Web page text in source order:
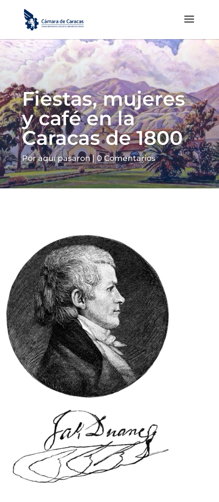
Fiestas, mujeres
y café en la
Caracas de 1800
Por aquí pasaron | 0 Comentarios